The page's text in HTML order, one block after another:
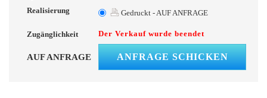
Realisierung
Gedruckt - AUF ANFRAGE
Zugänglichkeit Der Verkauf wurde beendet
AUF ANFRAGE ANFRAGE SCHICKEN